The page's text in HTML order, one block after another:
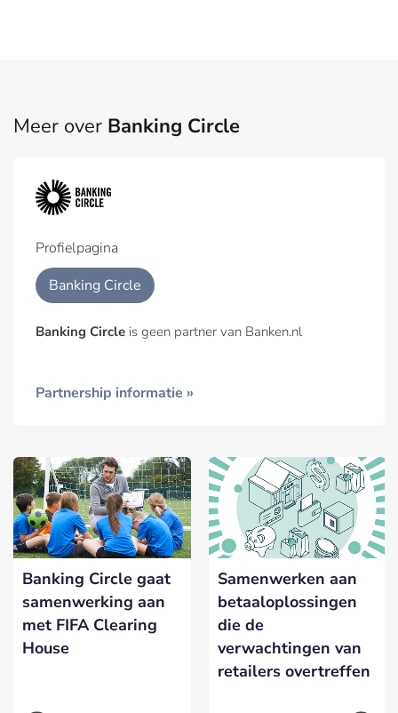
Meer over Banking Circle
Profielpagina
Banking Circle
Banking Circle is geen partner van Banken.nl
Partnership informatie »
Banking Circle gaat
samenwerking aan
met FIFA Clearing
House
Samenwerken aan
betaaloplossingen
die de
verwachtingen van
retailers overtreffen